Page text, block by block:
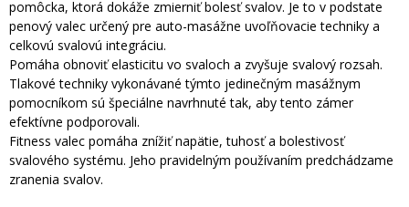
pomôcka, ktorá dokáže zmierniť bolesť svalov. Je to v podstate
penový valec určený pre auto-masážne uvoľňovacie techniky a
celkovú svalovú integráciu.
Pomáha obnoviť elasticitu vo svaloch a zvyšuje svalový rozsah.
Tlakové techniky vykonávané týmto jedinečným masážnym
pomocníkom sú špeciálne navrhnuté tak, aby tento zámer
efektívne podporovali.
Fitness valec pomáha znížiť napätie, tuhosť a bolestivosť
svalového systému. Jeho pravidelným používaním predchádzame
zranenia svalov.